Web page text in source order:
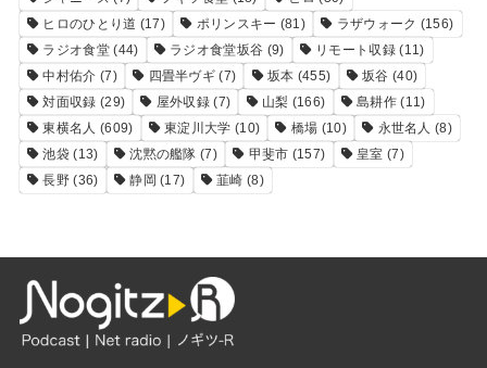
ヒロのひとり道 (17) ポリンスキー (81) ラザウォーク (156)
ラジオ食堂(44) ラジオ食堂坂谷 (9) リモート収録(11)
中村佑介 (7) 四畳半ヴギ (7) 坂本 (455) 坂谷 (40)
対面収録 (29) 屋外収録 (7) 山梨 (166) 島耕作(11)
東横名人 (609) 東淀川大学 (10) 橋場 (10) 永世名人 (8)
池袋 (13) 沈黙の艦隊 (7) 甲斐市 (157) 皇室 (7)
長野 (36) 静岡 (17) 韮崎 (8)